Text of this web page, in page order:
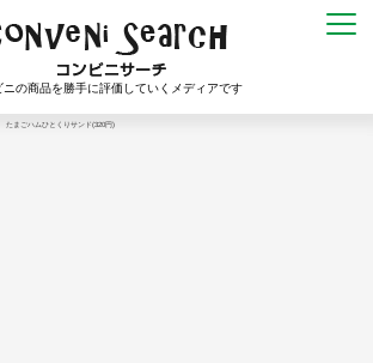
ニの商品を勝手に評価していくメディアです
たまごハムひとくりサンド(320円)